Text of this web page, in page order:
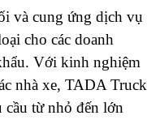
và cung ứng dịch vụ
cho các doanh
Với kinh nghiệm
nhà xe, TADA Truck
cầu từ nhỏ đến lớn